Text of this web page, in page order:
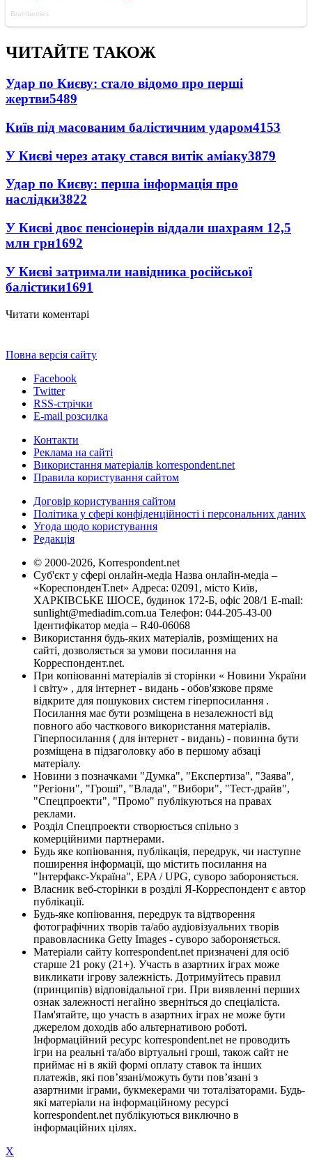
ЧИТАЙТЕ ТАКОЖ
Удар по Києву: стало відомо про перші
жертви5489
Київ під масованим балістичним ударом4153
У Києві через атаку стався витік аміаку3879
Удар по Києву: перша інформація про
наслідки3822
У Києві двоє пенсіонерів віддали шахраям 12,5
млн грн1692
У Києві затримали навідника російської
балістики1691
Читати коментарі
Повна версія сайту
Facebook
Twitter
RSS-стрічки
E-mail розсилка
Контакти
Реклама на сайті
Використання матеріалів korrespondent.net
Правила користування сайтом
Договір користування сайтом
Політика у сфері конфіденційності і персональних даних
Угода щодо користування
Редакція
© 2000-2026, Korrespondent.net
Суб'єкт у сфері онлайн-медіа Назва онлайн-медіа –
«КореспонденТ.net» Адреса: 02091, місто Київ,
ХАРКІВСЬКЕ ШОСЕ, будинок 172-Б, офіс 208/1 E-mail:
sunlight@mediadim.com.ua Телефон: 044-205-43-00
Ідентифікатор медіа – R40-06068
Використання будь-яких матеріалів, розміщених на
сайті, дозволяється за умови посилання на
Корреспондент.net.
При копіюванні матеріалів зі сторінки « Новини України
і світу» , для інтернет - видань - обов'язкове пряме
відкрите для пошукових систем гіперпосилання .
Посилання має бути розміщена в незалежності від
повного або часткового використання матеріалів.
Гіперпосилання ( для інтернет - видань) - повинна бути
розміщена в підзаголовку або в першому абзаці
матеріалу.
Новини з позначками "Думка", "Експертиза", "Заява",
"Регіони", "Гроші", "Влада", "Вибори", "Тест-драйв",
"Спецпроекти", "Промо" публікуються на правах
реклами.
Розділ Спецпроекти створюється спільно з
комерційними партнерами.
Будь яке копіювання, публікація, передрук, чи наступне
поширення інформації, що містить посилання на
"Інтерфакс-Україна", EPA / UPG, суворо забороняється.
Власник веб-сторінки в розділі Я-Корреспондент є автор
публікації.
Будь-яке копіювання, передрук та відтворення
фотографічних творів та/або аудіовізуальних творів
правовласника Getty Images - суворо забороняється.
Матеріали сайту korrespondent.net призначені для осіб
старше 21 року (21+). Участь в азартних іграх може
викликати ігрову залежність. Дотримуйтесь правил
(принципів) відповідальної гри. При виявленні перших
ознак залежності негайно зверніться до спеціаліста.
Пам'ятайте, що участь в азартних іграх не може бути
джерелом доходів або альтернативою роботі.
Інформаційний ресурс korrespondent.net не проводить
ігри на реальні та/або віртуальні гроші, також сайт не
приймає ні в якій формі оплату ставок та інших
платежів, які пов’язані/можуть бути пов’язані з
азартними іграми, букмекерами чи тоталізаторами. Будь-
які матеріали на інформаційному ресурсі
korrespondent.net публікуються виключно в
інформаційних цілях.
X